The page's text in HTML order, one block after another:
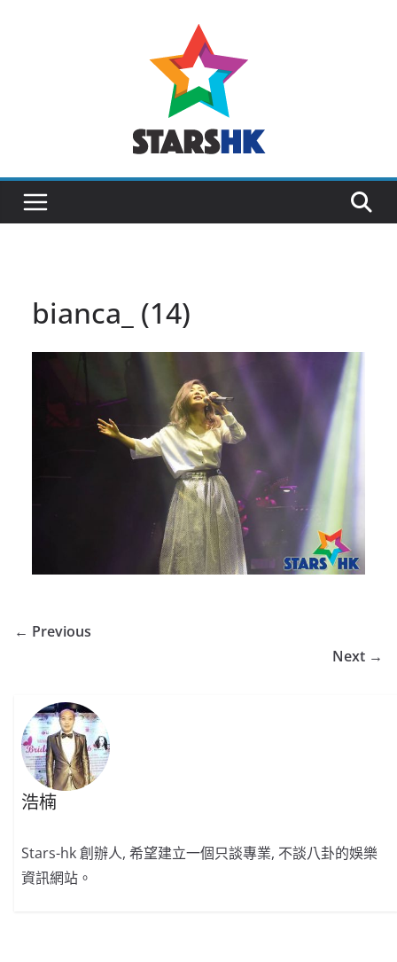
bianca_ (14)
← Previous
Next →
浩楠
Stars-hk 創辦人, 希望建立一個只談專業, 不談八卦的娛樂
資訊網站。